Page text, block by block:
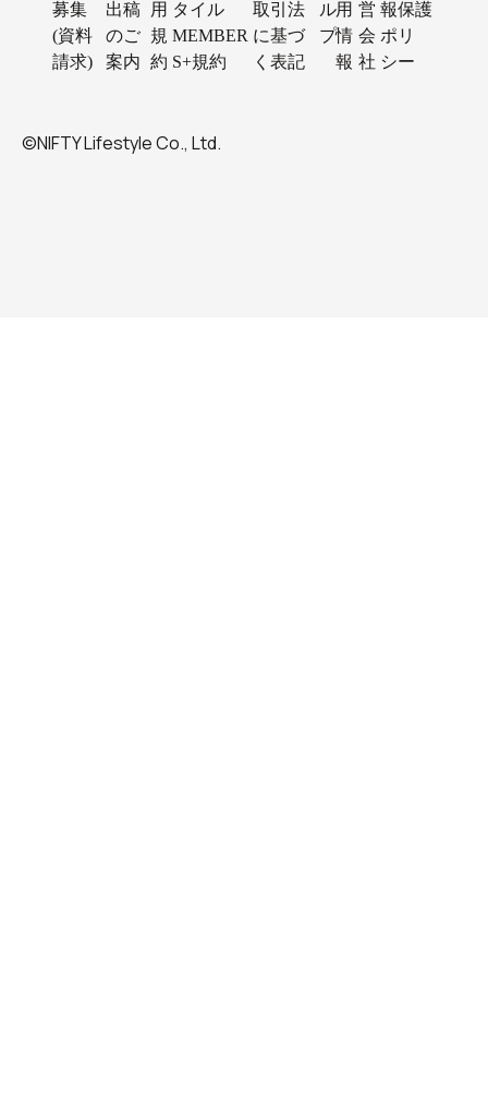
募集
(資料
請求)
出稿
のご
案内
用
規
約
タイル
MEMBER
S+規約
取引法
に基づ
く表記
ル
プ
用
情
報
営
会
社
報保護
ポリ
シー
©NIFTY Lifestyle Co., Ltd.